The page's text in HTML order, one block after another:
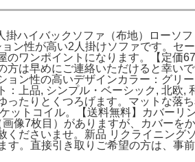
ハイバックソファ（布地）ローソ
ン性が高い2人掛けソファです。セ
のワンポイントになります。【定
方は早めにご連絡いただけると幸い
ション性の高いデザインカラ
上品, シンプル・ベーシック, 北欧
ったりとくつろげます。マットな
ットコイル。【送料無料】カバー
画像7枚目）がありますが、カバー
くださいませ。新品 リクライニン
す。直接引き取りご希望の方は、